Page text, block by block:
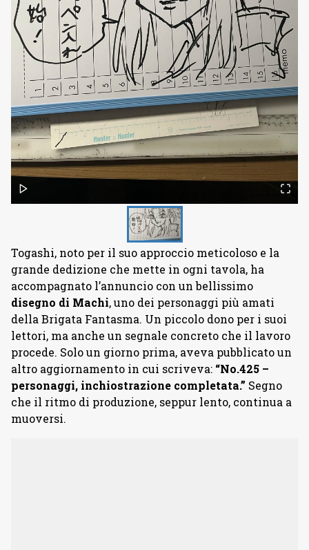
Togashi, noto per il suo approccio meticoloso e la
grande dedizione che mette in ogni tavola, ha
accompagnato l’annuncio con un bellissimo
disegno di Machi, uno dei personaggi più amati
della Brigata Fantasma. Un piccolo dono per i suoi
lettori, ma anche un segnale concreto che il lavoro
procede. Solo un giorno prima, aveva pubblicato un
altro aggiornamento in cui scriveva: “No.425 –
personaggi, inchiostrazione completata.” Segno
che il ritmo di produzione, seppur lento, continua a
muoversi.